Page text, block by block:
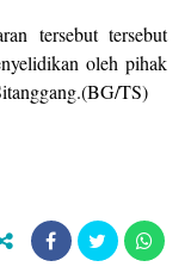
tersebut tersebut
oleh pihak
TS)